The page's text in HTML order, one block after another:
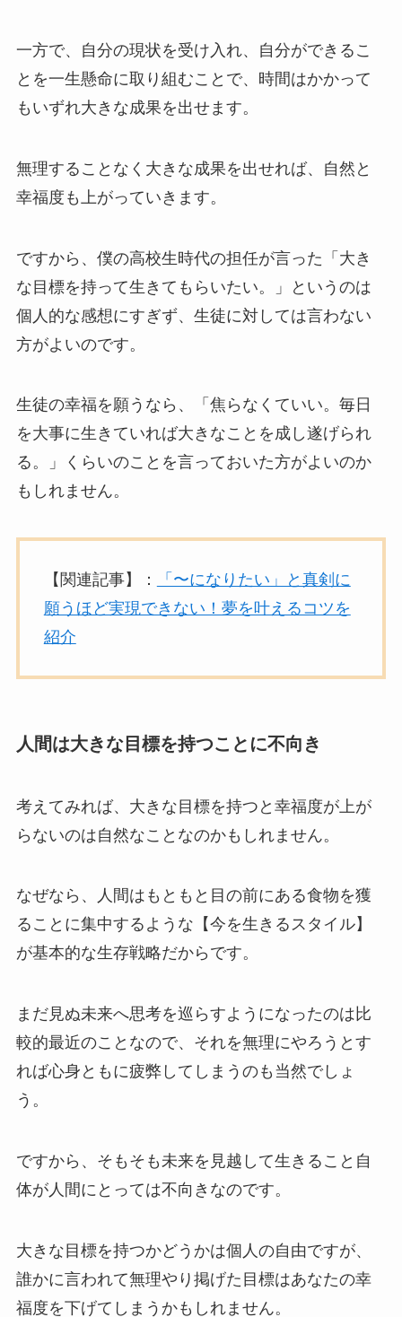
一方で、自分の現状を受け入れ、自分ができるこ
とを一生懸命に取り組むことで、時間はかかって
もいずれ大きな成果を出せます。
無理することなく大きな成果を出せれば、自然と
幸福度も上がっていきます。
ですから、僕の高校生時代の担任が言った「大き
な目標を持って生きてもらいたい。」というのは
個人的な感想にすぎず、生徒に対しては言わない
方がよいのです。
生徒の幸福を願うなら、「焦らなくていい。毎日
を大事に生きていれば大きなことを成し遂げられ
る。」くらいのことを言っておいた方がよいのか
もしれません。
【関連記事】：
「〜になりたい」と真剣に
願うほど実現できない！夢を叶えるコツを
紹介
人間は大きな目標を持つことに不向き
考えてみれば、大きな目標を持つと幸福度が上が
らないのは自然なことなのかもしれません。
なぜなら、人間はもともと目の前にある食物を獲
ることに集中するような【今を生きるスタイル】
が基本的な生存戦略だからです。
まだ見ぬ未来へ思考を巡らすようになったのは比
較的最近のことなので、それを無理にやろうとす
れば心身ともに疲弊してしまうのも当然でしょ
う。
ですから、そもそも未来を見越して生きること自
体が人間にとっては不向きなのです。
大きな目標を持つかどうかは個人の自由ですが、
誰かに言われて無理やり掲げた目標はあなたの幸
福度を下げてしまうかもしれません。